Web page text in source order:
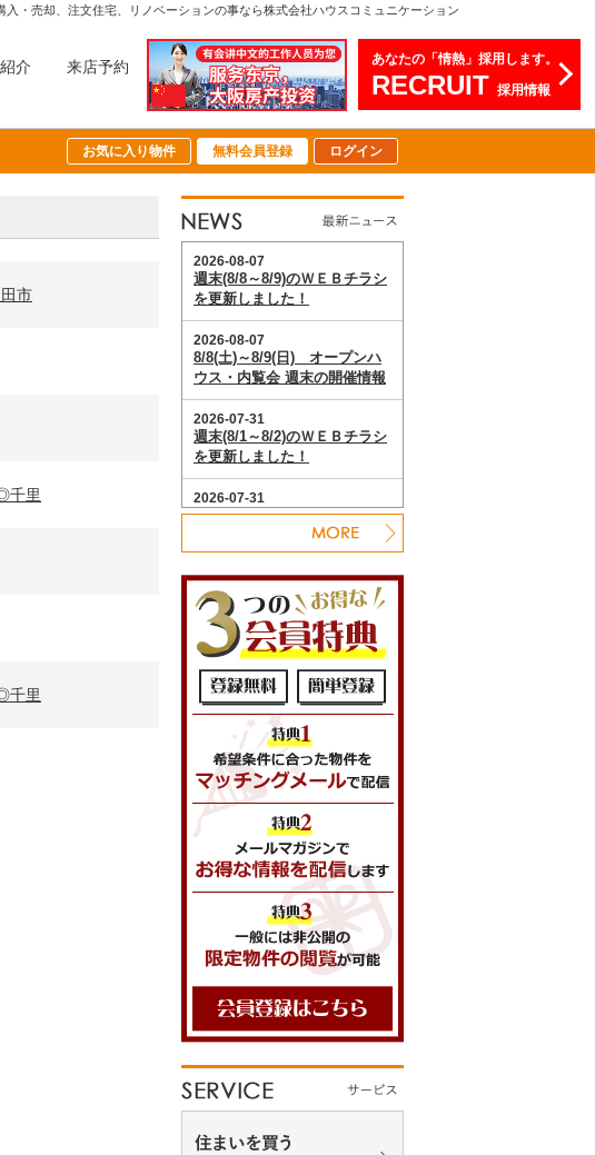
・売却、注文住宅、リノベーションの事なら株式会社ハウスコミュニケーション
介 来店予約 あなたの「情熱」採用します。
RECRUIT 採用情報
お気に入り物件 無料会員登録 ログイン
市
千里
千里